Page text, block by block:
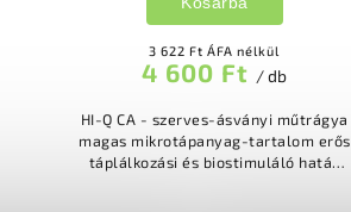
3 622 Ft ÁFA nélkül
4 600 Ft / db
HI-Q CA - szerves-ásványi műtrágya
magas mikrotápanyag-tartalom erős
táplálkozási és biostimuláló hatás